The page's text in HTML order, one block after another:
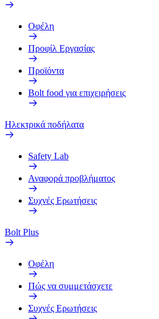
Οφέλη
Προφίλ Εργασίας
Προϊόντα
Bolt food για επιχειρήσεις
Ηλεκτρικά ποδήλατα
Safety Lab
Αναφορά προβλήματος
Συχνές Ερωτήσεις
Bolt Plus
Οφέλη
Πώς να συμμετάσχετε
Συχνές Ερωτήσεις